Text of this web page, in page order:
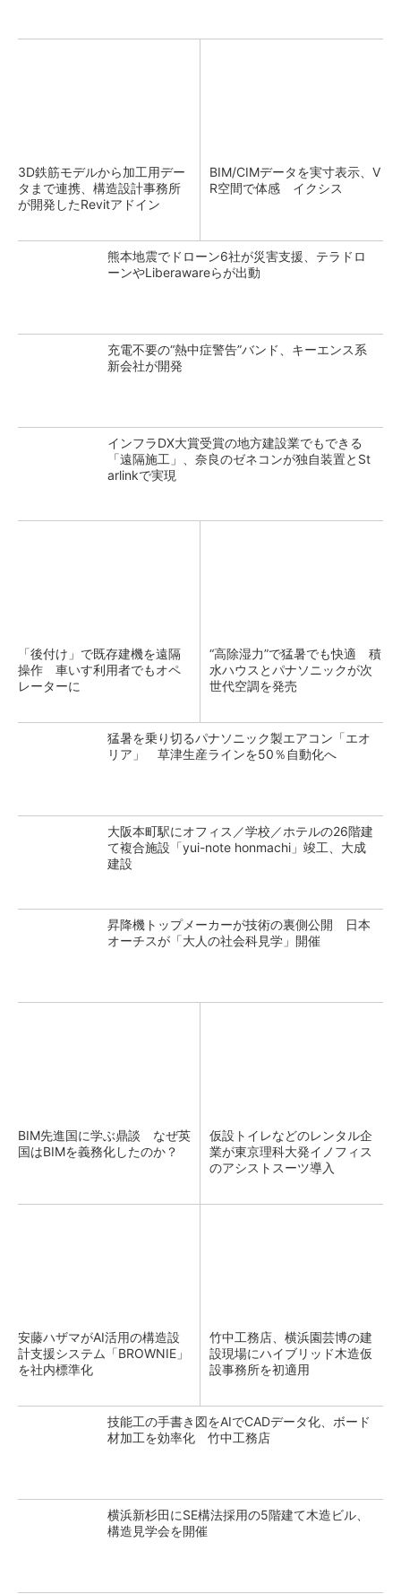
3D鉄筋モデルから加工用デー
タまで連携、構造設計事務所
が開発したRevitアドイン
BIM/CIMデータを実寸表示、V
R空間で体感 イクシス
熊本地震でドローン6社が災害支援、テラドロ
ーンやLiberawareらが出動
充電不要の“熱中症警告”バンド、キーエンス系
新会社が開発
インフラDX大賞受賞の地方建設業でもできる
「遠隔施工」、奈良のゼネコンが独自装置とSt
arlinkで実現
「後付け」で既存建機を遠隔
操作 車いす利用者でもオペ
レーターに
“高除湿力”で猛暑でも快適 積
水ハウスとパナソニックが次
世代空調を発売
猛暑を乗り切るパナソニック製エアコン「エオ
リア」 草津生産ラインを50％自動化へ
大阪本町駅にオフィス／学校／ホテルの26階建
て複合施設「yui-note honmachi」竣工、大成
建設
昇降機トップメーカーが技術の裏側公開 日本
オーチスが「大人の社会科見学」開催
BIM先進国に学ぶ鼎談 なぜ英
国はBIMを義務化したのか？
仮設トイレなどのレンタル企
業が東京理科大発イノフィス
のアシストスーツ導入
安藤ハザマがAI活用の構造設
計支援システム「BROWNIE」
を社内標準化
竹中工務店、横浜園芸博の建
設現場にハイブリッド木造仮
設事務所を初適用
技能工の手書き図をAIでCADデータ化、ボード
材加工を効率化 竹中工務店
横浜新杉田にSE構法採用の5階建て木造ビル、
構造見学会を開催